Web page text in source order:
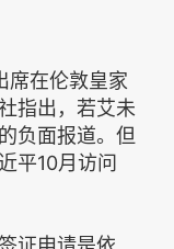
席在伦敦皇家
指出，若艾未
负面报道。但
平10月访问